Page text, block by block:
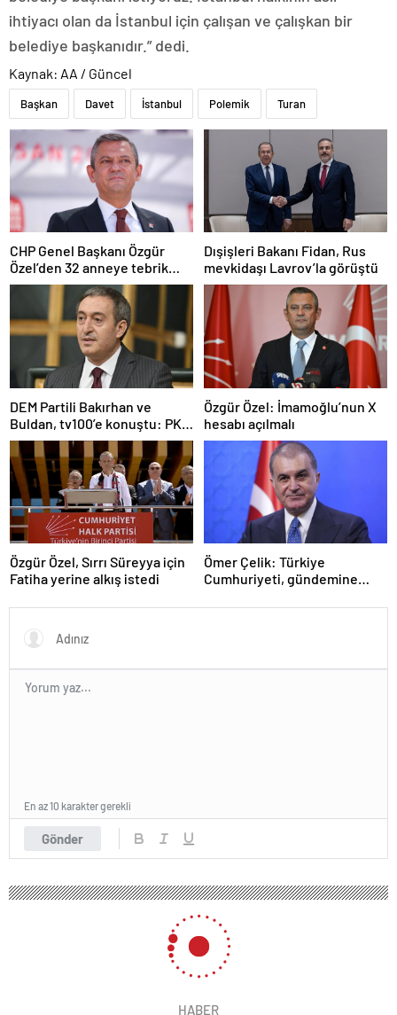
ihtiyacı olan da İstanbul için çalışan ve çalışkan bir
belediye başkanıdır.” dedi.
Kaynak: AA / Güncel
Başkan Davet İstanbul Polemik Turan
CHP Genel Başkanı Özgür
Özel’den 32 anneye tebrik
telefonu
Dışişleri Bakanı Fidan, Rus
mevkidaşı Lavrov’la görüştü
DEM Partili Bakırhan ve
Buldan, tv100’e konuştu: PKK
ne zaman kendini feshedecek
Özgür Özel: İmamoğlu’nun X
hesabı açılmalı
Özgür Özel, Sırrı Süreyya için
Fatiha yerine alkış istedi
Ömer Çelik: Türkiye
Cumhuriyeti, gündemine
Gönder
En az 10 karakter gerekli
HABER